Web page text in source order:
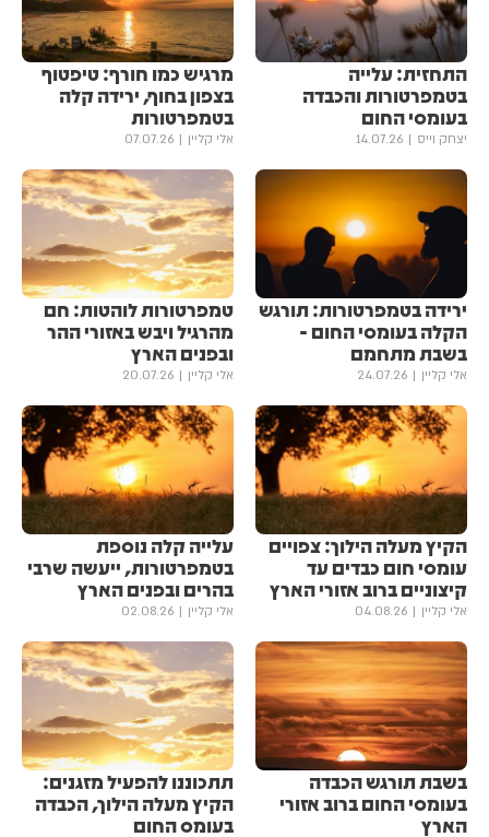
התחזית: עלייה
בטמפרטורות והכבדה
בעומסי החום
יצחק וייס 14.07.26
מרגיש כמו חורף: טיפטוף
בצפון בחוף, ירידה קלה
בטמפרטורות
אלי קליין 07.07.26
ירידה בטמפרטורות: תורגש
הקלה בעומסי החום -
בשבת מתחמם
אלי קליין 24.07.26
טמפרטורות לוהטות: חם
מהרגיל ויבש באזורי ההר
ובפנים הארץ
אלי קליין 20.07.26
הקיץ מעלה הילוך: צפויים
עומסי חום כבדים עד
קיצוניים ברוב אזורי הארץ
אלי קליין 04.08.26
עלייה קלה נוספת
בטמפרטורות, ייעשה שרבי
בהרים ובפנים הארץ
אלי קליין 02.08.26
בשבת תורגש הכבדה
בעומסי החום ברוב אזורי
הארץ
תתכוננו להפעיל מזגנים:
הקיץ מעלה הילוך, הכבדה
בעומס החום